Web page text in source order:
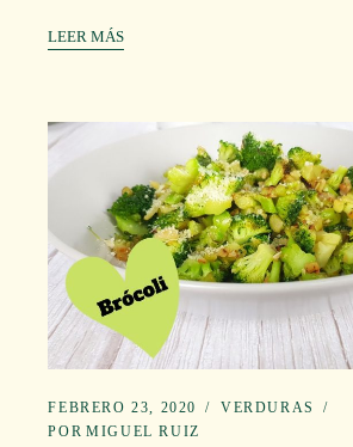
LEER MÁS
FEBRERO 23, 2020
VERDURAS
POR MIGUEL RUIZ